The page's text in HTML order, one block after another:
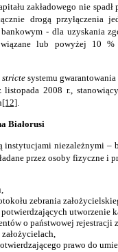
zakładowego nie
drogą przyłączenia
- dla uzyskania
lub powyżej 10
strictesystemu
listopada 2008 r.,
[12].
Białorusi
instytucjami niezależnymi –
przez osoby fizyczne i
zebrania
utworzenie
o państwowej rejestracji
prawo do